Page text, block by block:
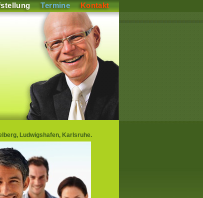
Termine Kontakt
Ludwigshafen, Karlsruhe.